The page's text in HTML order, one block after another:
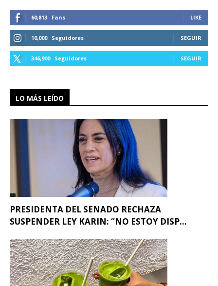
60,813 Fans LIKE
10,000 Seguidores SEGUIR
346,900 Seguidores SEGUIR
LO MÁS LEÍDO
PRESIDENTA DEL SENADO RECHAZA
SUSPENDER LEY KARIN: “NO ESTOY DISP...